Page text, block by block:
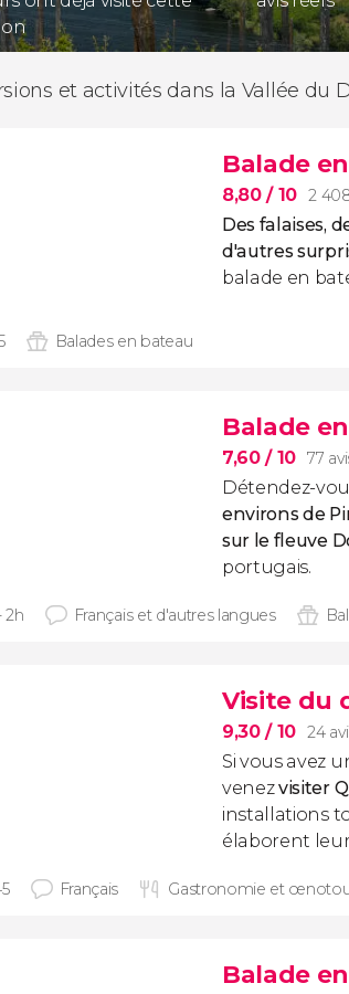
et activités dans la Vallée du
Balade
8,80/ 10 2
Des falaises,
d'autres
balade en
Balades en bateau
Balade
7,60/ 10 77
Détendez-
environs de
sur le fleuve
portugais.
2h Français et d'autres langues
Visite du
9,30/ 10 24
Si vous avez
venezvisiter
installations
élaborent
Français Gastronomie et
Balade